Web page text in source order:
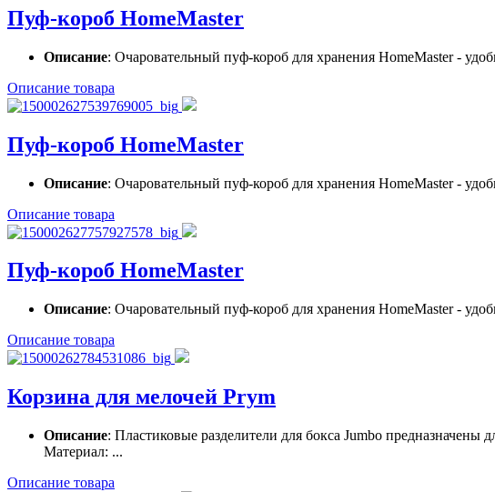
Пуф-короб HomeMaster
Описание: Очаровательный пуф-короб для хранения HomeMaster -
Описание товара
Пуф-короб HomeMaster
Описание: Очаровательный пуф-короб для хранения HomeMaster -
Описание товара
Пуф-короб HomeMaster
Описание: Очаровательный пуф-короб для хранения HomeMaster -
Описание товара
Корзина для мелочей Prym
Описание: Пластиковые разделители для бокса Jumbo предназначены
Материал: ...
Описание товара